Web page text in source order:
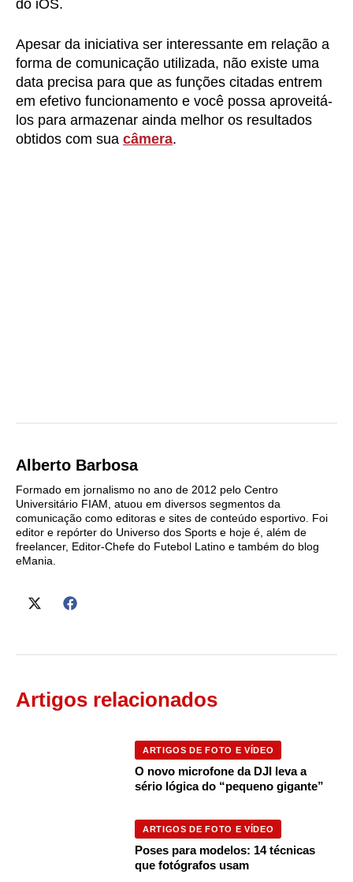
do iOS.
Apesar da iniciativa ser interessante em relação a
forma de comunicação utilizada, não existe uma
data precisa para que as funções citadas entrem
em efetivo funcionamento e você possa aproveitá-
los para armazenar ainda melhor os resultados
obtidos com sua câmera.
Alberto Barbosa
Formado em jornalismo no ano de 2012 pelo Centro
Universitário FIAM, atuou em diversos segmentos da
comunicação como editoras e sites de conteúdo esportivo. Foi
editor e repórter do Universo dos Sports e hoje é, além de
freelancer, Editor-Chefe do Futebol Latino e também do blog
eMania.
Artigos relacionados
ARTIGOS DE FOTO E VÍDEO
O novo microfone da DJI leva a
sério lógica do “pequeno gigante”
ARTIGOS DE FOTO E VÍDEO
Poses para modelos: 14 técnicas
que fotógrafos usam